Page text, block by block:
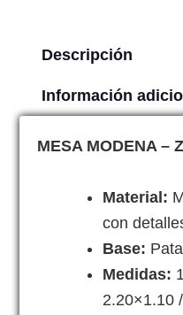
Descripción
Información
MESA MODENA –
Material:
con
Base:
Medidas:
2.20×1.10